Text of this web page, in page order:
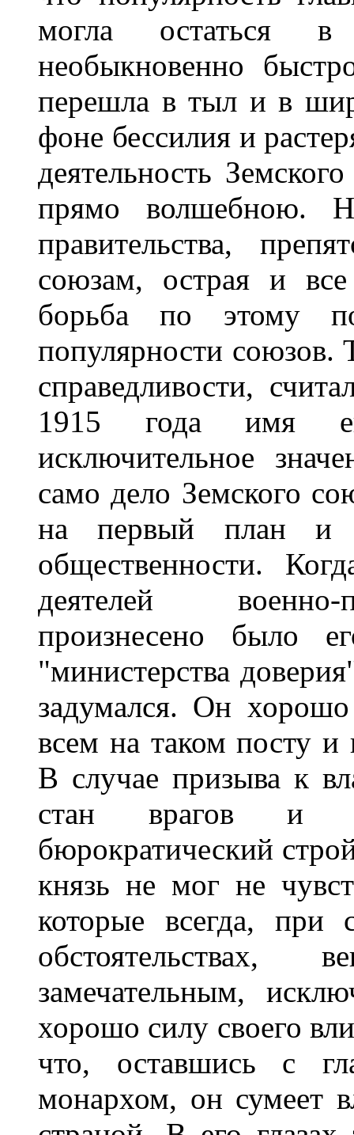
могла остаться
необыкновенно
перешла в тыл и в
фоне бессилия и
деятельность
прямо волшебною.
правительства,
союзам, острая и все
борьба по этому
популярности союзов.
справедливости,
1915 года имя
исключительное
само дело Земского
на первый план и
общественности.
деятелей
произнесено было
"министерства
задумался. Он
всем на таком посту и
В случае призыва к
стан врагов и
бюрократический
князь не мог не
которые всегда, при
обстоятельствах,
замечательным,
хорошо силу своего
что, оставшись с
монархом, он сумеет